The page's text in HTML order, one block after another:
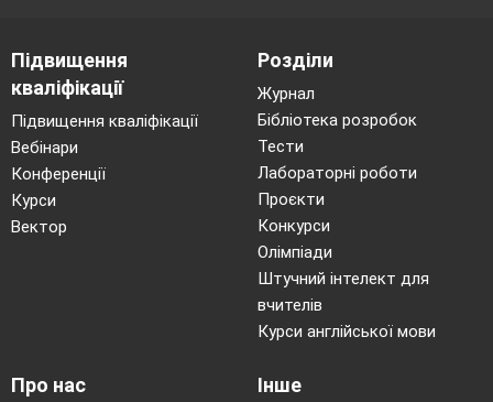
Підвищення
кваліфікації
Підвищення кваліфікації
Вебінари
Конференції
Курси
Вектор
Розділи
Журнал
Бібліотека розробок
Тести
Лабораторні роботи
Проєкти
Конкурси
Олімпіади
Штучний інтелект для
вчителів
Курси англійської мови
Про нас Інше